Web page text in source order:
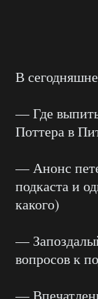
В
— Где
Поттера в
— Анонс
подкаста и
какого)
—
вопросов к